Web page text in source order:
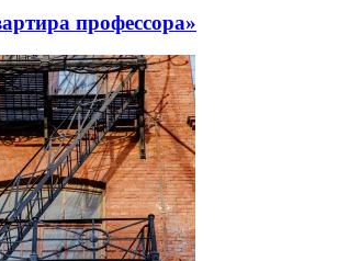
профессора»